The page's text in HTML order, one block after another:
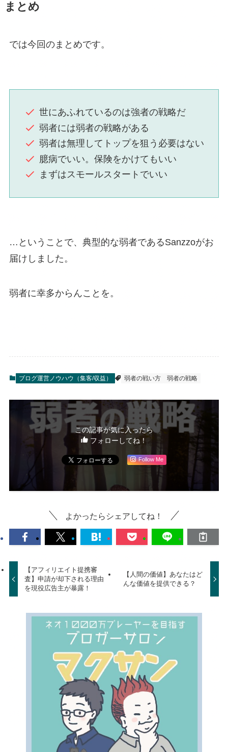
まとめ
では今回のまとめです。
世にあふれているのは強者の戦略だ
弱者には弱者の戦略がある
弱者は無理してトップを狙う必要はない
臆病でいい。保険をかけてもいい
まずはスモールスタートでいい
…ということで、典型的な弱者であるSanzzoがお
届けしました。
弱者に幸多からんことを。
ブログ運営ノウハウ（集客/収益） 弱者の戦い方 弱者の戦略
この記事が気に入ったら
フォローしてね！
Follow Me
よかったらシェアしてね！
【アフィリエイト提携審
査】申請が却下される理由
を現役広告主が暴露！
【人間の価値】あなたはど
んな価値を提供できる？